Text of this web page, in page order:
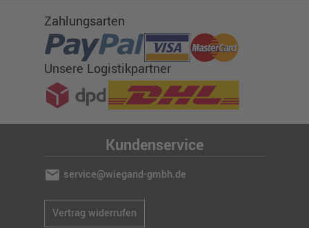
Zahlungsarten
Unsere Logistikpartner
Kundenservice
mail service@wiegand-gmbh.de
Vertrag widerrufen